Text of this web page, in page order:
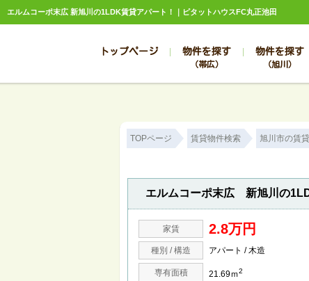
エルムコーポ末広 新旭川の1LDK賃貸アパート！｜ピタットハウスFC丸正池田
トップページ 物件を探す
（帯広）
物件を探す
（旭川）
TOPページ 賃貸物件検索 旭川市の賃
エルムコーポ末広 新旭川の
家賃 2.8万円
種別 / 構造 アパート / 木造
専有面積 21.69ｍ2